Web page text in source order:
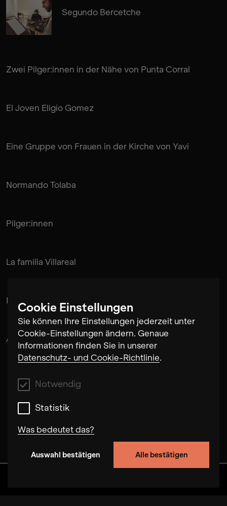
Cookie Einstellungen
Sie können Ihre Einstellungen jederzeit unter
Cookie-Einstellungen ändern. Genaue
Informationen finden Sie in unserer
Datenschutz- und Cookie-Richtlinie.
Notwendig
Statistik
Was bedeutet das?
Auswahl bestätigen Alle bestätigen
Segundo Bercetche
Zwei Pilger:innen in der Nähe von Punta Corral
El Joven Eligio Gomez
Eine Gruppe von Frauen in der Kirche von Yavi
Normando Tolaba
Pilger:innen
La familia Villareal
Flora
Alex Musatov